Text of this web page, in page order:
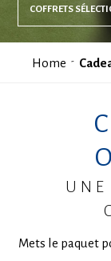
COFFRETS
Home
Mets le paquet